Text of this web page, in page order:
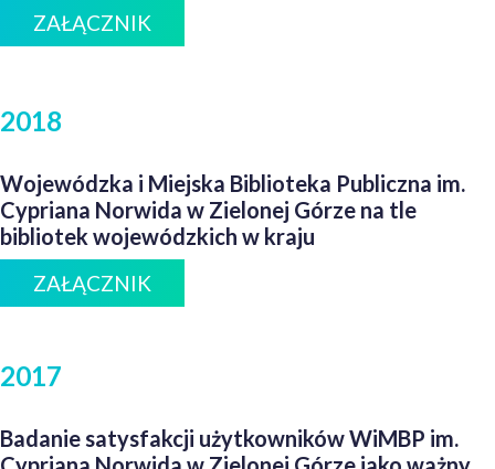
ZAŁĄCZNIK
2018
Wojewódzka i Miejska Biblioteka Publiczna im.
Cypriana Norwida w Zielonej Górze na tle
bibliotek wojewódzkich w kraju
ZAŁĄCZNIK
2017
Badanie satysfakcji użytkowników WiMBP im.